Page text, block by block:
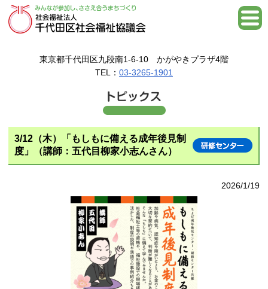
東京都千代田区九段南1-6-10 かがやきプラザ4階
TEL： 03-3265-1901
3/12（木）「もしもに備える成年後見制
度」（講師：五代目柳家小志んさん）
2026/1/19